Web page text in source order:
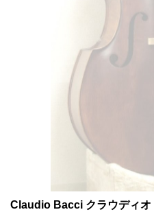
Claudio Bacci クラウディオ